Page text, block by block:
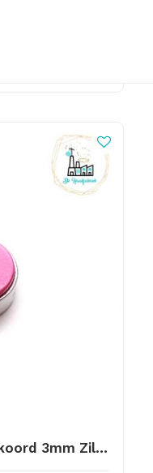
Schuiver Voor Leren Taskoord 3mm Zilver Fuchsia Steen